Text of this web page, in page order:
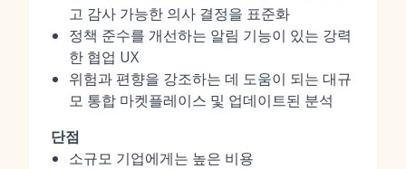
고 감사 가능한 의사 결정을 표준화
정책 준수를 개선하는 알림 기능이 있는 강력
한 협업 UX
위험과 편향을 강조하는 데 도움이 되는 대규
모 통합 마켓플레이스 및 업데이트된 분석
단점
소규모 기업에게는 높은 비용